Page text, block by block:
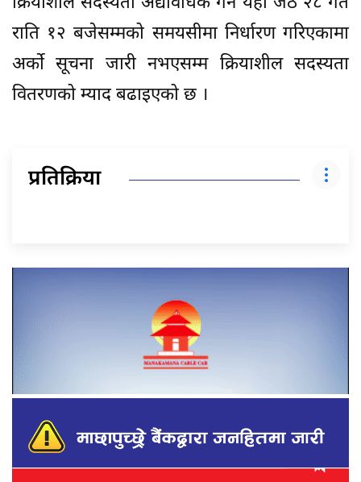
राति १२ बजेसम्मको समयसीमा निर्धारण गरिएकामा
अर्को सूचना जारी नभएसम्म क्रियाशील सदस्यता
वितरणको म्याद बढाइएको छ ।
प्रतिक्रिया